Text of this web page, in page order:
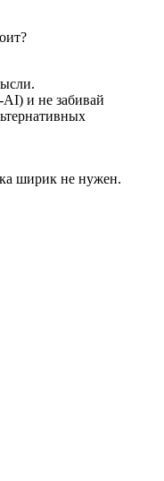
AI) и не забивай
ширик не нужен.